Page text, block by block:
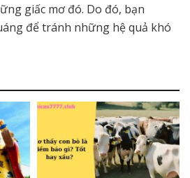
giấc mơ đó. Do đó, bạn
để tránh những hệ quả khó